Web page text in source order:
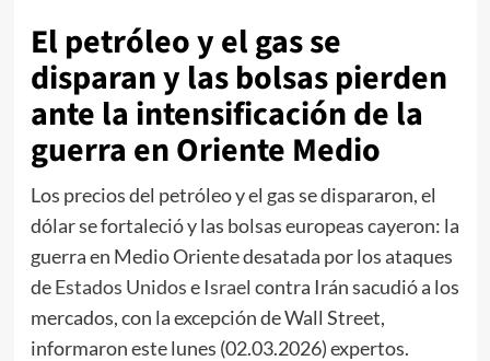
El petróleo y el gas se
disparan y las bolsas pierden
ante la intensificación de la
guerra en Oriente Medio
Los precios del petróleo y el gas se dispararon, el
dólar se fortaleció y las bolsas europeas cayeron: la
guerra en Medio Oriente desatada por los ataques
deEstados Unidose Israel contra Irán sacudió a los
mercados, con la excepción de Wall Street,
informaron este lunes (02.03.2026) expertos.